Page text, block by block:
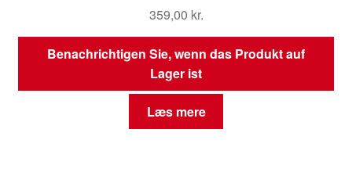
359,00 kr.
Benachrichtigen Sie, wenn das Produkt auf
Lager ist
Læs mere